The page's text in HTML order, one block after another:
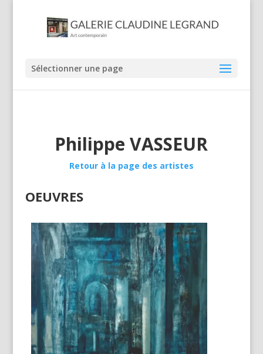
Sélectionner une page
Philippe VASSEUR
Retour à la page des artistes
OEUVRES
70x70cm
Labyrinthe
130x97cm